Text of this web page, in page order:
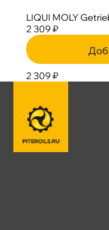
LIQUI MOLY
2 309 ₽
2 309 ₽